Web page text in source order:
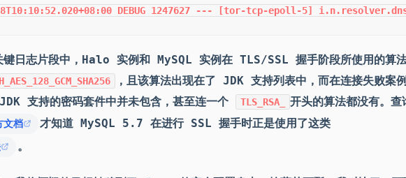
DEBUG 1247627 --- [tor-tcp-epoll-5]
键日志片段中，Halo 实例和 MySQL 实例在 TLS/SSL 握手阶段所使用的算
，且该算法出现在了 JDK 支持列表中，而在连接失败案
支持的密码套件中并未包含，甚至连一个
TLS_RSA_
开头的算法都没有。查
文档 才知道 MySQL 5.7 在进行 SSL 握手时正是使用了这类
。